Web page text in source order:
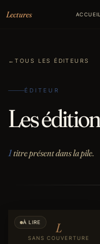
Lectures
ACCUEIL
←TOUS LES ÉDITEURS
ÉDITEUR
Les
1titre présent dans la pile.
L
SANS COUVERTURE
À LIRE